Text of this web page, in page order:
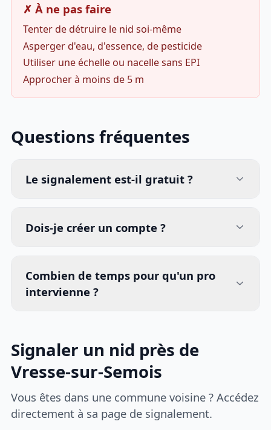
✗ À ne pas faire
Tenter de détruire le nid soi-même
Asperger d'eau, d'essence, de pesticide
Utiliser une échelle ou nacelle sans EPI
Approcher à moins de 5 m
Questions fréquentes
Le signalement est-il gratuit ?
Dois-je créer un compte ?
Combien de temps pour qu'un pro
intervienne ?
Signaler un nid près de
Vresse-sur-Semois
Vous êtes dans une commune voisine ? Accédez
directement à sa page de signalement.